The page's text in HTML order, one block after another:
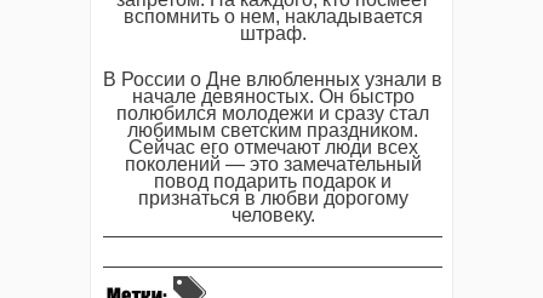
вспомнить о нем, накладывается
штраф.
В России о Дне влюбленных узнали в
начале девяностых. Он быстро
полюбился молодежи и сразу стал
любимым светским праздником.
Сейчас его отмечают люди всех
поколений — это замечательный
повод подарить подарок и
признаться в любви дорогому
человеку.